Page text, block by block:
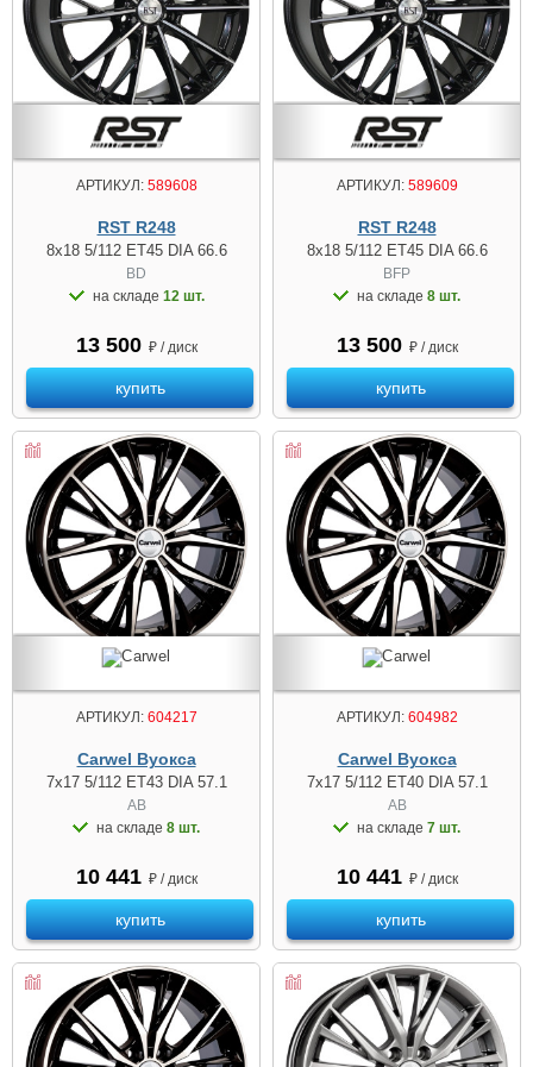
АРТИКУЛ:589608
RST R248
8x18 5/112 ET45 DIA 66.6
BD
на складе 12 шт.
13 500 ₽ / диск
купить
АРТИКУЛ:589609
RST R248
8x18 5/112 ET45 DIA 66.6
BFP
на складе 8 шт.
13 500 ₽ / диск
купить
АРТИКУЛ:604217
Carwel Вуокса
7x17 5/112 ET43 DIA 57.1
AB
на складе 8 шт.
10 441 ₽ / диск
купить
АРТИКУЛ:604982
Carwel Вуокса
7x17 5/112 ET40 DIA 57.1
AB
на складе 7 шт.
10 441 ₽ / диск
купить